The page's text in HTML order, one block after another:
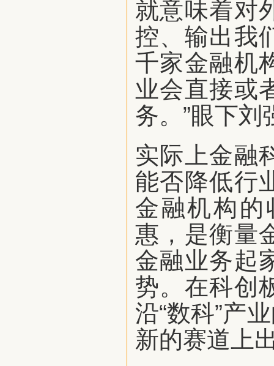
就意味着对
控、输出我
千家金融机
业会直接或
务。”眼下
实际上金融
能否降低行
金融机构的
惠，是衡量
金融业务起
势。在科创
沿“数科”产
新的赛道上